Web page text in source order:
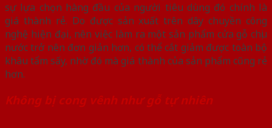
sự lựa chọn hàng đầu của người tiêu dùng đó chính là
giá thành rẻ. Do được sản xuất trên dây chuyền công
nghệ hiện đại, nên việc làm ra một sản phẩm cửa gỗ chịu
nước trở nên đơn giản hơn, có thể cắt giảm được toàn bộ
khâu tẩm sấy, nhờ đó mà giá thành của sản phẩm cũng rẻ
hơn.
Không bị cong vênh như gỗ tự nhiên